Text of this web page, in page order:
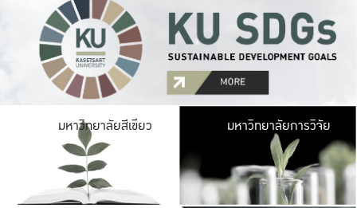
มหาวิทยาลัยสีเขียว มหาวิ
มีพื้นที่เขียวสดใส
เป็นป่าในเมือง เกษต
มหาวิทยาลัยการวิจัย